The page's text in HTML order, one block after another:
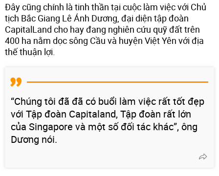
Đây cũng chính là tinh thần tại cuộc làm việc với Chủ
tịch Bắc Giang Lê Ánh Dương, đại diện tập đoàn
CapitalLand cho hay đang nghiên cứu quỹ đất trên
400 ha nằm dọc sông Cầu và huyện Việt Yên với địa
thế thuận lợi.
“Chúng tôi đã đã có buổi làm việc rất tốt đẹp
với Tập đoàn Capitaland, Tập đoàn rất lớn
của Singapore và một số đối tác khác”, ông
Dương nói.